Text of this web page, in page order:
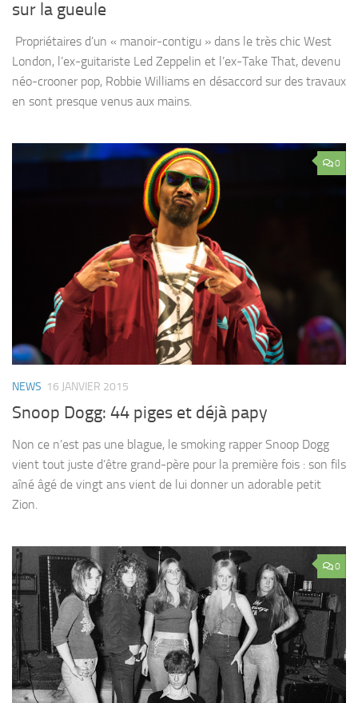
sur la gueule
Propriétaires d’un « manoir-contigu » dans le très chic West
London, l’ex-guitariste Led Zeppelin et l’ex-Take That, devenu
néo-crooner pop, Robbie Williams en désaccord sur des travaux
en sont presque venus aux mains.
0
NEWS 16 JANVIER 2015
Snoop Dogg: 44 piges et déjà papy
Non ce n’est pas une blague, le smoking rapper Snoop Dogg
vient tout juste d’être grand-père pour la première fois : son fils
aîné âgé de vingt ans vient de lui donner un adorable petit
Zion.
0